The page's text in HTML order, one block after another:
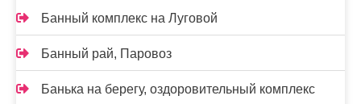
Банный комплекс на Луговой
Банный рай, Паровоз
Банька на берегу, оздоровительный комплекс